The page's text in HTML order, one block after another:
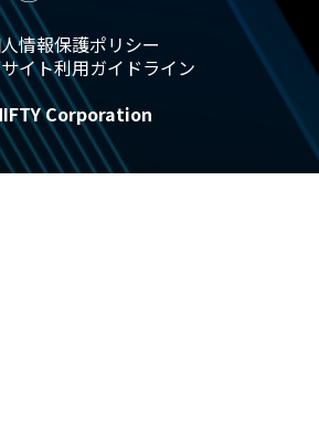
情報保護ポリシー
イト利用ガイドライン
Corporation